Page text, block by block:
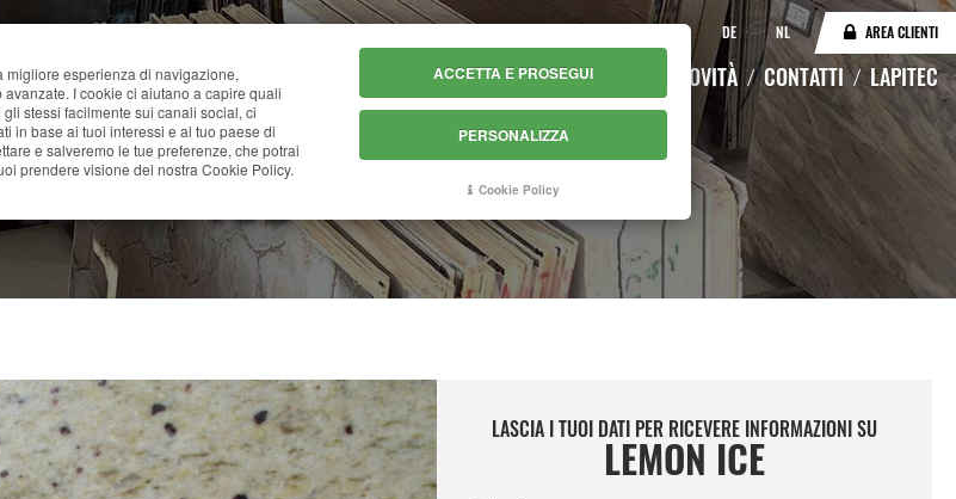
EN DE NL AREA CLIENTI
HOME CATALOGO MAGAZZINO ONLINE NOVITÀ CONTATTI LAPITEC
LEMON ICE
LASCIA I TUOI DATI PER RICEVERE INFORMAZIONI SU
LEMON ICE
migliore esperienza di navigazione,
I cookie ci aiutano a capire quali
stessi facilmente sui canali social, ci
in base ai tuoi interessi e al tuo paese di
e salveremo le tue preferenze, che potrai
prendere visione del nostra Cookie Policy.
ACCETTA E PROSEGUI
PERSONALIZZA
Cookie Policy